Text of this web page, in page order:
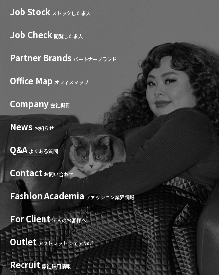
Job Stock ストックした求人
Job Check 閲覧した求人
Partner Brands パートナーブランド
Office Map オフィスマップ
Company 会社概要
News お知らせ
Q&A よくある質問
Contact お問い合わせ
Fashion Academia ファッション業界情報
For Client 法人のお客様へ
Outlet アウトレット シェアNo.1
Recruit 弊社採用情報